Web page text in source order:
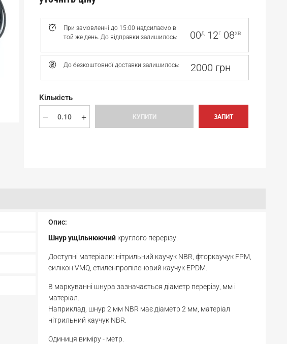
При замовленні до 15:00 надсилаємо в
той же день. До відправки залишилось:
00д 12г 08хв
До безкоштовної доставки залишилось: 2000 грн
Кількість
КУПИТИ ЗАПИТ
Опис:
Шнур ущільнюючий круглого перерізу.
Доступні матеріали: нітрильний каучук NBR, фторкаучук FPM,
силікон VMQ, етиленпропіленовий каучук EPDM.
В маркуванні шнура зазначається діаметр перерізу, мм і
матеріал.
Наприклад, шнур 2 мм NBR має діаметр 2 мм, матеріал
нітрильний каучук NBR.
Одиниця виміру - метр.